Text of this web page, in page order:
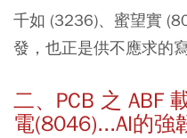
千如 (3236)、蜜望實
發，也正是供不應求的寫
二、PCB 之 ABF
電(8046)...AI的強